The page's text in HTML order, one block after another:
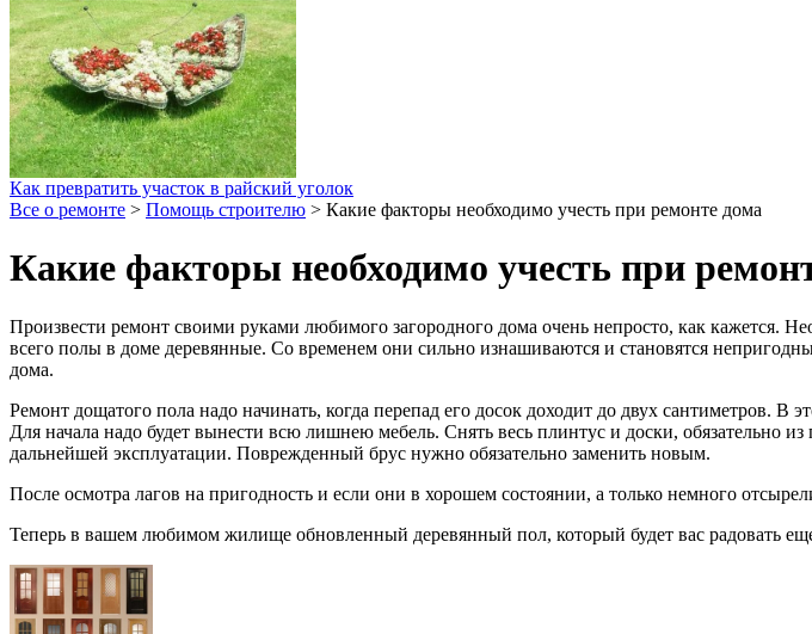
Как превратить участок в райский уголок
Все о ремонте > Помощь строителю > Какие факторы необходимо учесть при ремонте дома
Какие факторы необходимо учесть при
Произвести ремонт своими руками любимого загородного дома очень непросто, как кажется.
всего полы в доме деревянные. Со временем они сильно изнашиваются и становятся
дома.
Ремонт дощатого пола надо начинать, когда перепад его досок доходит до двух сантиметров.
Для начала надо будет вынести всю лишнею мебель. Снять весь плинтус и доски, обязательно
дальнейшей эксплуатации. Поврежденный брус нужно обязательно заменить новым.
После осмотра лагов на пригодность и если они в хорошем состоянии, а только немного
Теперь в вашем любимом жилище обновленный деревянный пол, который будет вас радовать